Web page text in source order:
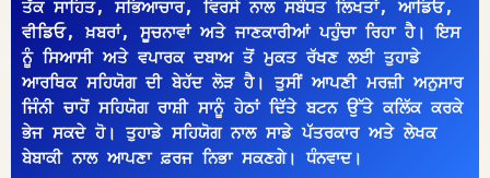
ਤੱਕ ਸਾਹਿਤ, ਸਭਿਆਚਾਰ, ਵਿਰਸੇ ਨਾਲ ਸਬੰਧਤ ਲਿਖਤਾਂ, ਆਡਿਓ,
ਵੀਡਿਓ, ਖ਼ਬਰਾਂ, ਸੂਚਨਾਵਾਂ ਅਤੇ ਜਾਣਕਾਰੀਆਂ ਪਹੁੰਚਾ ਰਿਹਾ ਹੈ। ਇਸ
ਨੂੰ ਸਿਆਸੀ ਅਤੇ ਵਪਾਰਕ ਦਬਾਅ ਤੋਂ ਮੁਕਤ ਰੱਖਣ ਲਈ ਤੁਹਾਡੇ
ਆਰਥਿਕ ਸਹਿਯੋਗ ਦੀ ਬੇਹੱਦ ਲੋੜ ਹੈ। ਤੁਸੀਂ ਆਪਣੀ ਮਰਜ਼ੀ ਅਨੁਸਾਰ
ਜਿੰਨੀ ਚਾਹੋਂ ਸਹਿਯੋਗ ਰਾਸ਼ੀ ਸਾਨੂੰ ਹੇਠਾਂ ਦਿੱਤੇ ਬਟਨ ਉੱਤੇ ਕਲਿੱਕ ਕਰਕੇ
ਭੇਜ ਸਕਦੇ ਹੋ। ਤੁਹਾਡੇ ਸਹਿਯੋਗ ਨਾਲ ਸਾਡੇ ਪੱਤਰਕਾਰ ਅਤੇ ਲੇਖਕ
ਬੇਬਾਕੀ ਨਾਲ ਆਪਣਾ ਫ਼ਰਜ ਨਿਭਾ ਸਕਣਗੇ। ਧੰਨਵਾਦ।